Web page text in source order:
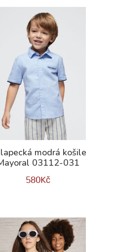
modrá košile
03112-031
580Kč